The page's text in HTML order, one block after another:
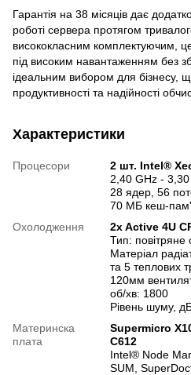
Гарантія на 38 місяців дає
роботі сервера протягом
висококласним комплектуючим,
під високим навантаженням без
ідеальним вибором для бізнесу,
продуктивності та надійності
Характеристики
Процесори
2 шт. Intel®
2,40 GHz -
28 ядер, 56
70 МБ кеш-
Охолодження
2x Active 4U
Тип:
Матеріал
та 5 теплових
120мм
об/хв: 1800
Рівень шуму,
Материнска
плата
Supermicro
C612
Intel® Node
SUM,